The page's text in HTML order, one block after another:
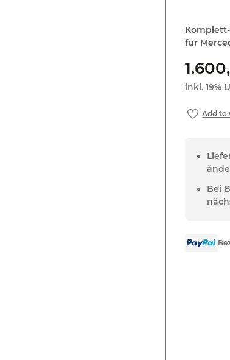
für
inkl. 19%
Bei